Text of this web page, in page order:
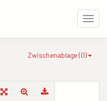
Zwischenablage (0)